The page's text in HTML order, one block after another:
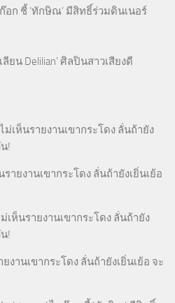
ก๊อก ชี้ ‘ทักษิณ’ มีสิทธิ์ร่วมดินเนอร์
ลียน Delilian’ ศิลปินสาวเสียงดี
ม่เห็นรายงานเขากระโดง ลั่นถ้ายัง
!
รายงานเขากระโดง ลั่นถ้ายังเยิ่นเย้อ
เห็นรายงานเขากระโดง ลั่นถ้ายัง
!
งานเขากระโดง ลั่นถ้ายังเยิ่นเย้อ จะ